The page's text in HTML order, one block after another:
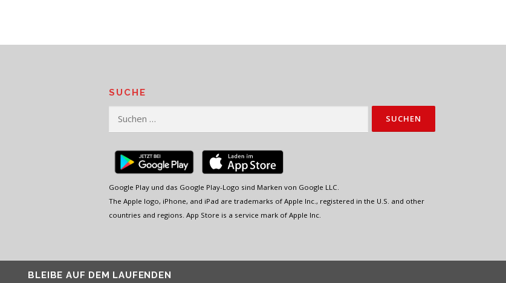
SUCHE
nach:
Google Play und das Google Play-Logo sind Marken von Google LLC.
The Apple logo, iPhone, and iPad are trademarks of Apple Inc., registered in the U.S. and other
countries and regions. App Store is a service mark of Apple Inc.
BLEIBE AUF DEM LAUFENDEN